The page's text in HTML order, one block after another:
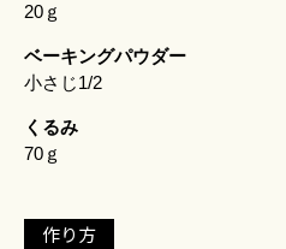
20ｇ
ベーキングパウダー
小さじ1/2
くるみ
70ｇ
作り方